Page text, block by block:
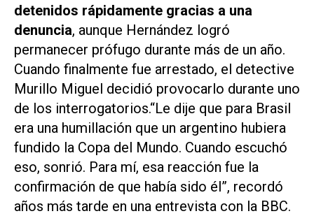
detenidos rápidamente gracias a una
denuncia, aunque Hernández logró
permanecer prófugo durante más de un año.
Cuando finalmente fue arrestado, el detective
Murillo Miguel decidió provocarlo durante uno
de los interrogatorios.“Le dije que para Brasil
era una humillación que un argentino hubiera
fundido la Copa del Mundo. Cuando escuchó
eso, sonrió. Para mí, esa reacción fue la
confirmación de que había sido él”, recordó
años más tarde en una entrevista con la BBC.